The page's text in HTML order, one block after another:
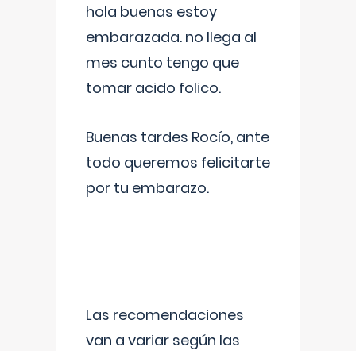
hola buenas estoy
embarazada. no llega al
mes cunto tengo que
tomar acido folico.
Buenas tardes Rocío, ante
todo queremos felicitarte
por tu embarazo.
Las recomendaciones
van a variar según las